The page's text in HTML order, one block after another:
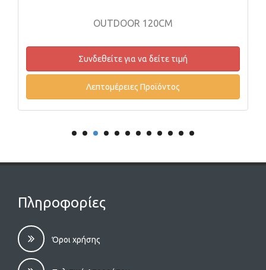
OUTDOOR 120CM
Συνδεθείτε για να δείτε τιμή
Λεπτομέρειες Προϊόντος
Πληροφορίες
Όροι χρήσης